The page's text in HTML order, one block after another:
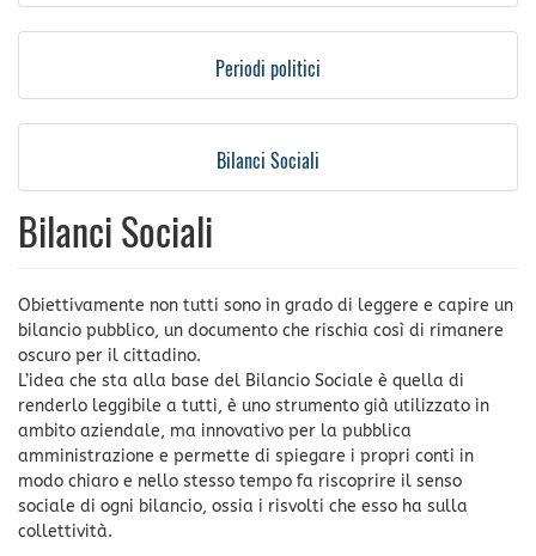
Periodi politici
Bilanci Sociali
Bilanci Sociali
Obiettivamente non tutti sono in grado di leggere e capire un
bilancio pubblico, un documento che rischia così di rimanere
oscuro per il cittadino.
L’idea che sta alla base del Bilancio Sociale è quella di
renderlo leggibile a tutti, è uno strumento già utilizzato in
ambito aziendale, ma innovativo per la pubblica
amministrazione e permette di spiegare i propri conti in
modo chiaro e nello stesso tempo fa riscoprire il senso
sociale di ogni bilancio, ossia i risvolti che esso ha sulla
collettività.